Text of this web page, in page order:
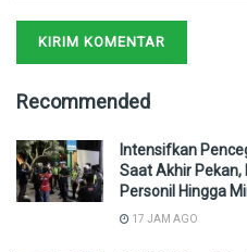
Recommended
Intensifkan
Saat Akhir
Personil Hingga
17 JAM AGO